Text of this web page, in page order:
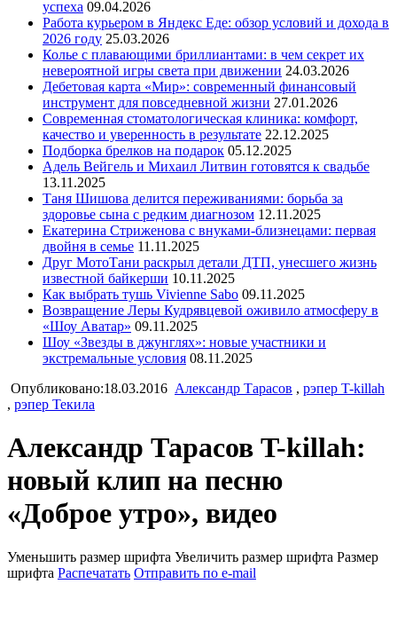
успеха 09.04.2026
Работа курьером в Яндекс Еде: обзор условий и дохода в
2026 году 25.03.2026
Колье с плавающими бриллиантами: в чем секрет их
невероятной игры света при движении 24.03.2026
Дебетовая карта «Мир»: современный финансовый
инструмент для повседневной жизни 27.01.2026
Современная стоматологическая клиника: комфорт,
качество и уверенность в результате 22.12.2025
Подборка брелков на подарок 05.12.2025
Адель Вейгель и Михаил Литвин готовятся к свадьбе
13.11.2025
Таня Шишова делится переживаниями: борьба за
здоровье сына с редким диагнозом 12.11.2025
Екатерина Стриженова с внуками-близнецами: первая
двойня в семье 11.11.2025
Друг МотоТани раскрыл детали ДТП, унесшего жизнь
известной байкерши 10.11.2025
Как выбрать тушь Vivienne Sabo 09.11.2025
Возвращение Леры Кудрявцевой оживило атмосферу в
«Шоу Аватар» 09.11.2025
Шоу «Звезды в джунглях»: новые участники и
экстремальные условия 08.11.2025
Опубликовано:18.03.2016 Александр Тарасов , рэпер T-killah
, рэпер Текила
Александр Тарасов T-killah:
новый клип на песню
«Доброе утро», видео
Уменьшить размер шрифта Увеличить размер шрифта Размер
шрифта Распечатать Отправить по e-mail